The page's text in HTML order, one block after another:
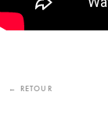
← RETOUR